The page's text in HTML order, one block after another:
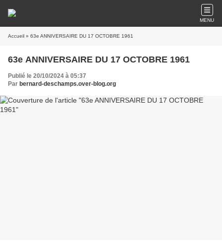
MENU
Accueil » 63e ANNIVERSAIRE DU 17 OCTOBRE 1961
63e ANNIVERSAIRE DU 17 OCTOBRE 1961
Publié le 20/10/2024 à 05:37
Par bernard-deschamps.over-blog.org